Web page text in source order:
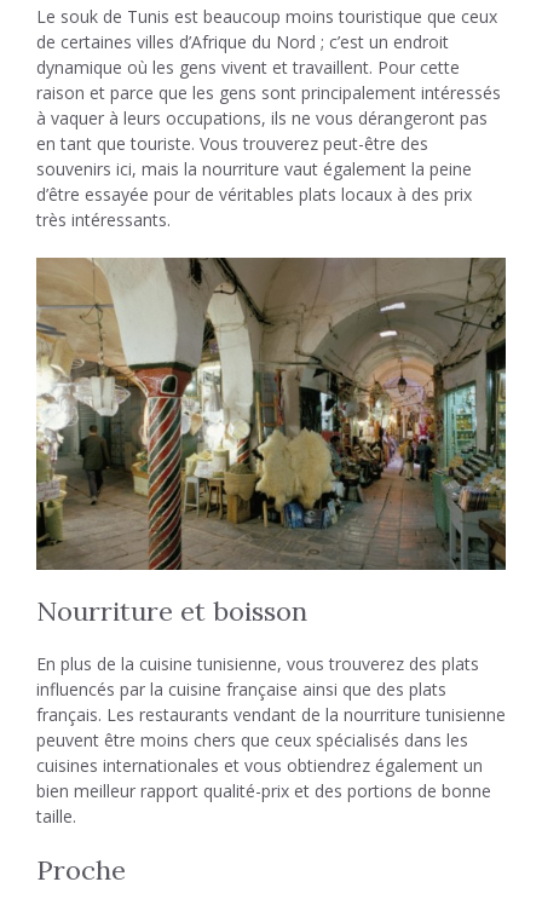
Le souk de Tunis est beaucoup moins touristique que ceux
de certaines villes d’Afrique du Nord ; c’est un endroit
dynamique où les gens vivent et travaillent. Pour cette
raison et parce que les gens sont principalement intéressés
à vaquer à leurs occupations, ils ne vous dérangeront pas
en tant que touriste. Vous trouverez peut-être des
souvenirs ici, mais la nourriture vaut également la peine
d’être essayée pour de véritables plats locaux à des prix
très intéressants.
Nourriture et boisson
En plus de la cuisine tunisienne, vous trouverez des plats
influencés par la cuisine française ainsi que des plats
français. Les restaurants vendant de la nourriture tunisienne
peuvent être moins chers que ceux spécialisés dans les
cuisines internationales et vous obtiendrez également un
bien meilleur rapport qualité-prix et des portions de bonne
taille.
Proche